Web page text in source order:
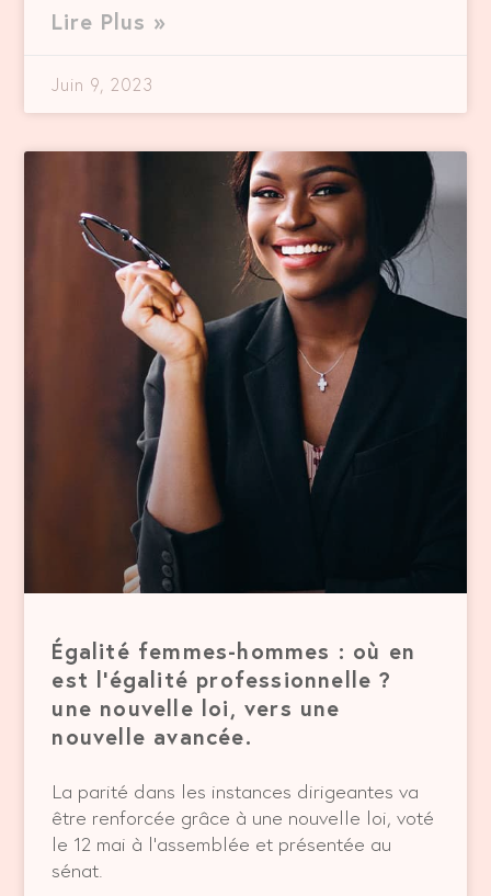
Lire Plus »
Juin 9, 2023
Égalité femmes-hommes : où en
est l’égalité professionnelle ?
une nouvelle loi, vers une
nouvelle avancée.
La parité dans les instances dirigeantes va
être renforcée grâce à une nouvelle loi, voté
le 12 mai à l’assemblée et présentée au
sénat.